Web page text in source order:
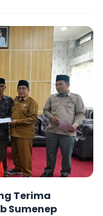
Terima
Sumenep